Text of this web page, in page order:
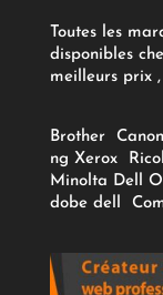
Toutes les
disponibles
meilleurs prix
Brother Canon
ng Xerox
Minolta Dell
dobe dell